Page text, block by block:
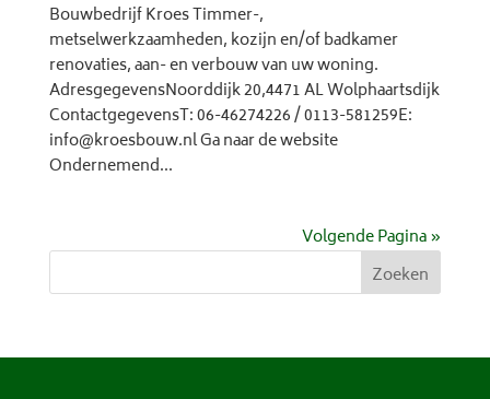
Bouwbedrijf Kroes Timmer-,
metselwerkzaamheden, kozijn en/of badkamer
renovaties, aan- en verbouw van uw woning.
AdresgegevensNoorddijk 20,4471 AL Wolphaartsdijk
ContactgegevensT: 06-46274226 / 0113-581259E:
info@kroesbouw.nl Ga naar de website
Ondernemend...
Volgende Pagina »
Zoeken